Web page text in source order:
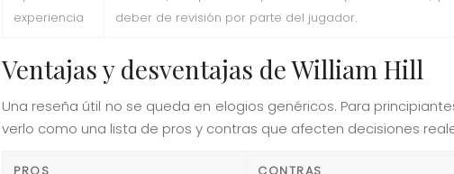
experiencia
deber de revisión por parte del jugador.
Ventajas y desventajas de William Hill
Una reseña útil no se queda en elogios genéricos. Para
verlo como una lista de pros y contras que afecten decisiones